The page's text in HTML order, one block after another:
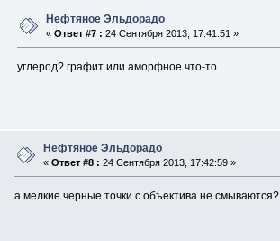
Нефтяное Эльдорадо
«Ответ #7 : 24 Сентября 2013, 17:41:51 »
углерод? графит или аморфное что-то
Нефтяное Эльдорадо
«Ответ #8 : 24 Сентября 2013, 17:42:59 »
а мелкие черные точки с объектива не смываются?